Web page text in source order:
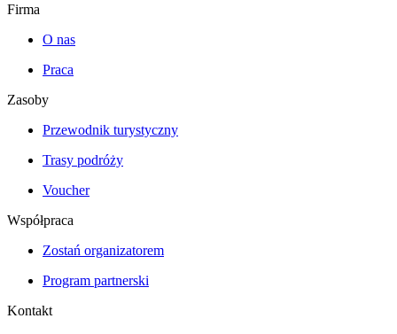
Firma
O nas
Praca
Zasoby
Przewodnik turystyczny
Trasy podróży
Voucher
Współpraca
Zostań organizatorem
Program partnerski
Kontakt